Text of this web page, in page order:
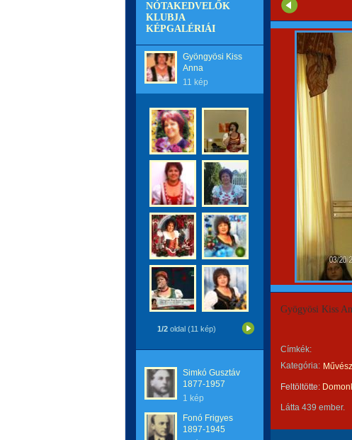
NÓTAKEDVELŐK
KLUBJA
KÉPGALÉRIÁI
Gyöngyösi Kiss
Anna
11 kép
1/2oldal (11 kép)
Simkó Gusztáv
1877-1957
1 kép
Fonó Frigyes
1897-1945
Gyögyösi Kiss
Címkék:
Kategória:
Feltöltötte:
Látta 439 ember.